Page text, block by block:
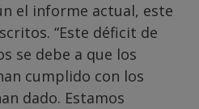
el informe actual, este
“Este déficit de
se debe a que los
cumplido con los
dado. Estamos